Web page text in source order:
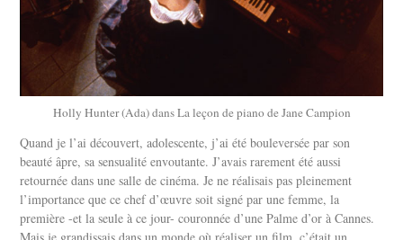
Holly Hunter (Ada) dans La leçon de piano de Jane Campion
Quand je l’ai découvert, adolescente, j’ai été bouleversée par son
beauté âpre, sa sensualité envoutante. J’avais rarement été aussi
retournée dans une salle de cinéma. Je ne réalisais pas pleinement
l’importance que ce chef d’œuvre soit signé par une femme, la
première -et la seule à ce jour- couronnée d’une Palme d’or à Cannes.